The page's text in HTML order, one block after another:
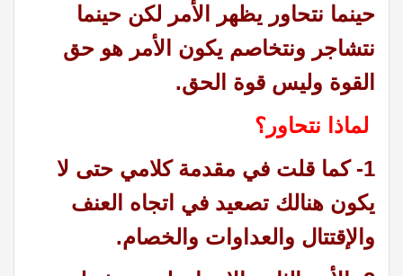
حينما نتحاور يظهر الأمر لكن حينما
نتشاجر ونتخاصم يكون الأمر هو حق
القوة وليس قوة الحق.
لماذا نتحاور؟
1- كما قلت في مقدمة كلامي حتى لا
يكون هنالك تصعيد في اتجاه العنف
والإقتتال والعداوات والخصام.